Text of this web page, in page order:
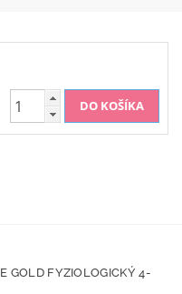
GOLD FYZIOLOGICKÝ 4-